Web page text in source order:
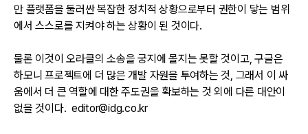
만 플랫폼을 둘러싼 복잡한 정치적 상황으로부터 권한이 닿는 범위
에서 스스로를 지켜야 하는 상황이 된 것이다.
물론 이것이 오라클의 소송을 궁지에 몰지는 못할 것이고, 구글은
하모니 프로젝트에 더 많은 개발 자원을 투여하는 것, 그래서 이 싸
움에서 더 큰 역할에 대한 주도권을 확보하는 것 외에 다른 대안이
없을 것이다. editor@idg.co.kr